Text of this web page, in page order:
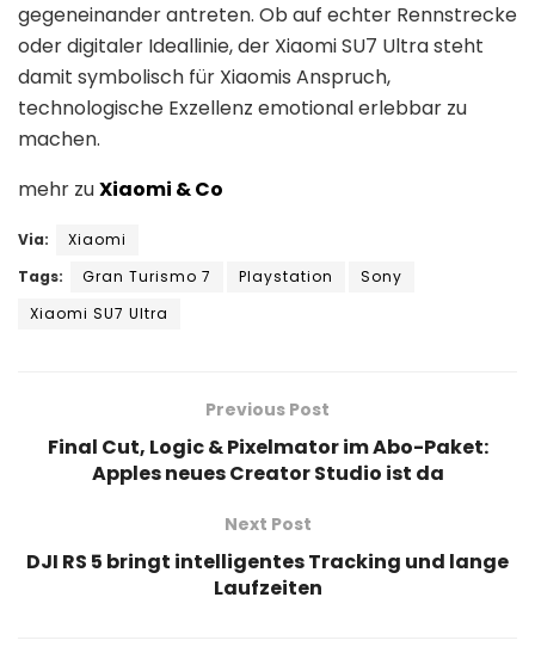
gegeneinander antreten. Ob auf echter Rennstrecke
oder digitaler Ideallinie, der Xiaomi SU7 Ultra steht
damit symbolisch für Xiaomis Anspruch,
technologische Exzellenz emotional erlebbar zu
machen.
mehr zuXiaomi & Co
Via:
Xiaomi
Tags:
Gran Turismo 7 Playstation
Sony
Xiaomi SU7 Ultra
Previous Post
Final Cut, Logic & Pixelmator im Abo-Paket:
Apples neues Creator Studio ist da
Next Post
DJI RS 5 bringt intelligentes Tracking und lange
Laufzeiten